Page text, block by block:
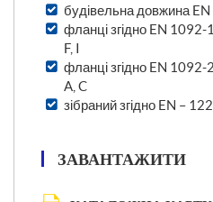
будівельна довжина
фланці згідно EN
F, I
фланці згідно EN
A, C
зібраний згідно EN –
ЗАВАНТАЖИТИ